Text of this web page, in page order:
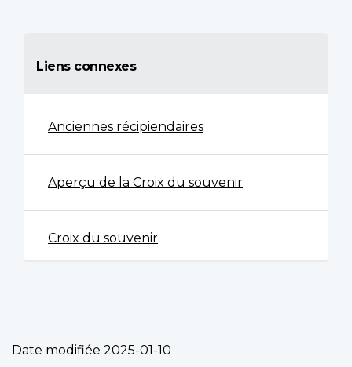
Liens connexes
Anciennes récipiendaires
Aperçu de la Croix du souvenir
Croix du souvenir
Date modifiée 2025-01-10